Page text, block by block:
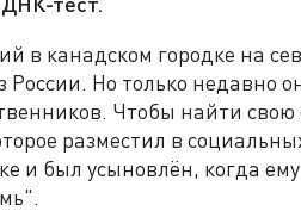
в канадском городке на
России. Но только недавно
Чтобы найти
разместил в
и был усыновлён, когда